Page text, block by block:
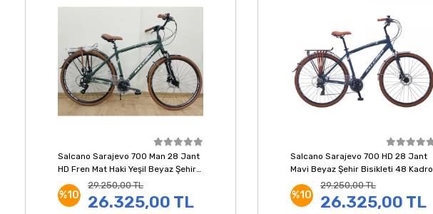
Salcano Sarajevo 700 Man 28 Jant
HD Fren Mat Haki Yeşil Beyaz Şehir
Bisikleti 19 Kadro
%10
29.250,00 TL
26.325,00 TL
Salcano Sarajevo 700 HD 28 Jant
Mavi Beyaz Şehir Bisikleti 48 Kadro
%10
29.250,00 TL
26.325,00 TL